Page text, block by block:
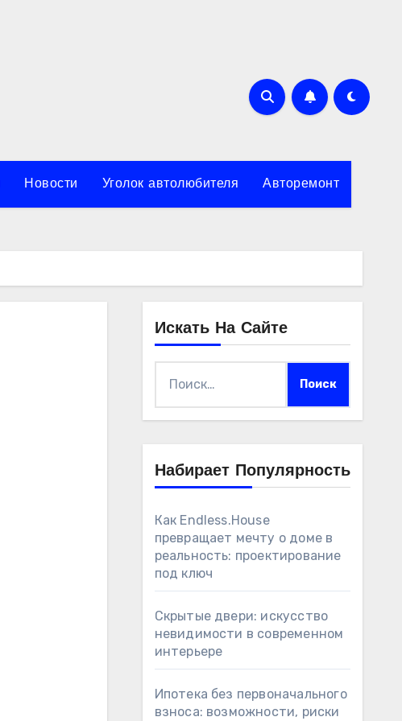
Новости Уголок автолюбителя Авторемонт
Искать На Сайте
Набирает Популярность
Как Endless.House
превращает мечту о доме в
реальность: проектирование
под ключ
Скрытые двери: искусство
невидимости в современном
интерьере
Ипотека без первоначального
взноса: возможности, риски